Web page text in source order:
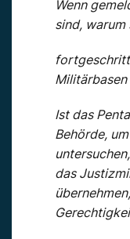
Wenn
sind,
Militärbasen
Ist das
Behörde,
das